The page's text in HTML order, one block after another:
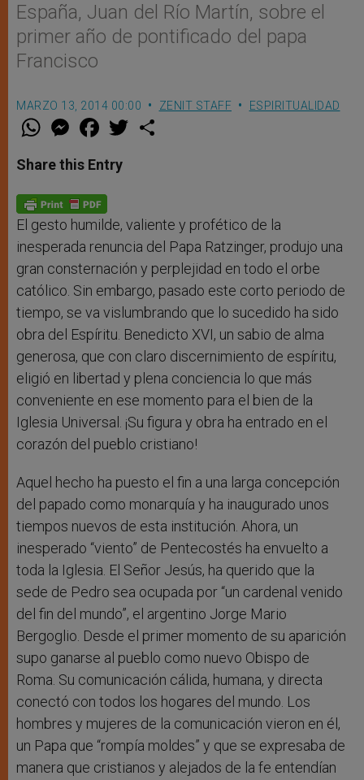
España, Juan del Río Martín, sobre el
primer año de pontificado del papa
Francisco
MARZO 13, 2014 00:00 ZENIT STAFF ESPIRITUALIDAD
W
t
s
p
p
M
e
s
e
g
e
r
F
a
e
b
o
k
w
Share this Entry
El gesto humilde, valiente y profético de la
inesperada renuncia del Papa Ratzinger, produjo una
gran consternación y perplejidad en todo el orbe
católico. Sin embargo, pasado este corto periodo de
tiempo, se va vislumbrando que lo sucedido ha sido
obra del Espíritu. Benedicto XVI, un sabio de alma
generosa, que con claro discernimiento de espíritu,
eligió en libertad y plena conciencia lo que más
conveniente en ese momento para el bien de la
Iglesia Universal. ¡Su figura y obra ha entrado en el
corazón del pueblo cristiano!
Aquel hecho ha puesto el fin a una larga concepción
del papado como monarquía y ha inaugurado unos
tiempos nuevos de esta institución. Ahora, un
inesperado “viento” de Pentecostés ha envuelto a
toda la Iglesia. El Señor Jesús, ha querido que la
sede de Pedro sea ocupada por “un cardenal venido
del fin del mundo”, el argentino Jorge Mario
Bergoglio. Desde el primer momento de su aparición
supo ganarse al pueblo como nuevo Obispo de
Roma. Su comunicación cálida, humana, y directa
conectó con todos los hogares del mundo. Los
hombres y mujeres de la comunicación vieron en él,
un Papa que “rompía moldes” y que se expresaba de
manera que cristianos y alejados de la fe entendían